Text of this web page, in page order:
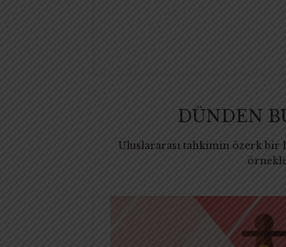
DÜNDEN
Uluslararası tahkimin özerk bir